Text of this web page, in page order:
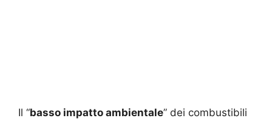
Il “basso impatto ambientale” dei combustibili